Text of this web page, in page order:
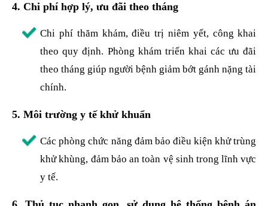
4. Chi phí hợp lý, ưu đãi theo tháng
Chi phí thăm khám, điều trị niêm yết, công khai
theo quy định. Phòng khám triển khai các ưu đãi
theo tháng giúp người bệnh giảm bớt gánh nặng tài
chính.
5. Môi trường y tế khử khuẩn
Các phòng chức năng đảm bảo điều kiện khử trùng
khử khùng, đảm bảo an toàn vệ sinh trong lĩnh vực
y tế.